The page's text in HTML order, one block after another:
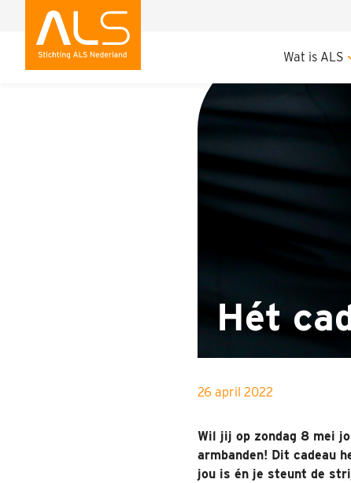
Wat is ALS
Hét
26 april 2022
Wil jij op zondag 8 mei
armbanden! Dit cadeau
jou is én je steunt de